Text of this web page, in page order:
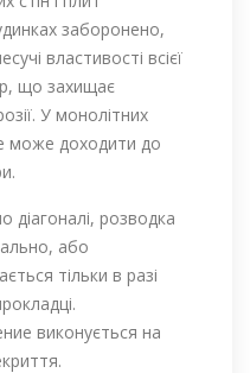
заборонено,
властивості всієї
що захищає
У монолітних
може доходити до
розводка
або
тільки в разі
виконується на